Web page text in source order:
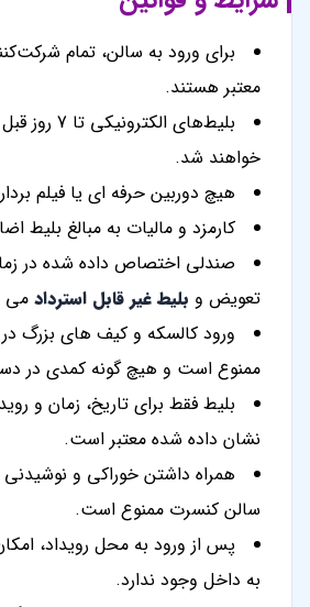
برای ورود به سالن، تمام
معتبر هستند.
بلیط‌های
خواهند شد.
هیچ دوربین حرفه ای یا فیلم
کارمزد و مالیات به مبالغ بلیط
صندلی اختصاص داده شده در
تعویض و بلیط غیر قابل استرداد می
ورود کالسکه و کیف های بزرگ
ممنوع است و هیچ گونه کمدی در
بلیط فقط برای تاریخ، زمان و
نشان داده شده معتبر است.
همراه داشتن خوراکی و نوشیدنی
سالن کنسرت ممنوع است.
پس از ورود به محل رویداد،
به داخل وجود ندارد.